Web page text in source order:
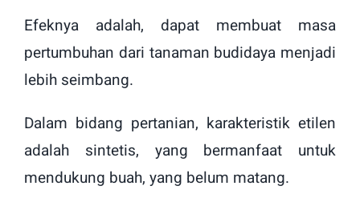
Efeknya adalah, dapat membuat masa
pertumbuhan dari tanaman budidaya menjadi
lebih seimbang.
Dalam bidang pertanian, karakteristik etilen
adalah sintetis, yang bermanfaat untuk
mendukung buah, yang belum matang.